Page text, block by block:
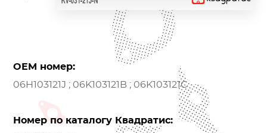
OEM номер:
06H103121J ; 06K103121B ; 06K103121C
Номер по каталогу Квадратис: